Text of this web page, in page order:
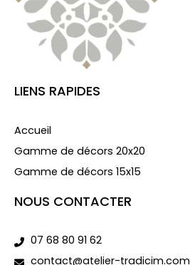
LIENS RAPIDES
Accueil
Gamme de décors 20x20
Gamme de décors 15x15
NOUS CONTACTER
07 68 80 91 62
contact@atelier-tradicim.com